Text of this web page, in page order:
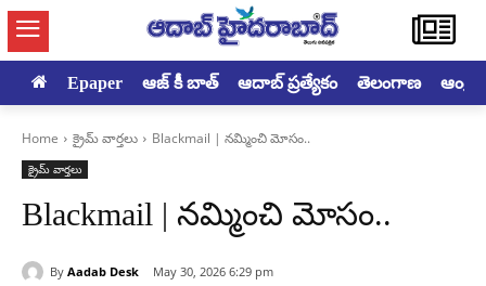
Epaper ఆజ్ కీ బాత్ ఆదాబ్ ప్రత్యేకం తెలంగాణ
Home క్రైమ్ వార్తలు Blackmail | నమ్మించి మోసం..
క్రైమ్ వార్తలు
Blackmail | నమ్మించి మోసం..
By Aadab Desk May 30, 2026 6:29 pm